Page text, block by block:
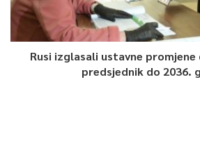
Rusi izglasali ustavne
predsjednik do 2036.